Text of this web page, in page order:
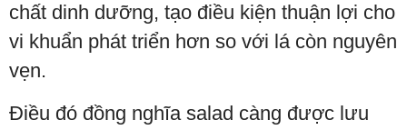
chất dinh dưỡng, tạo điều kiện thuận lợi cho
vi khuẩn phát triển hơn so với lá còn nguyên
vẹn.
Điều đó đồng nghĩa salad càng được lưu